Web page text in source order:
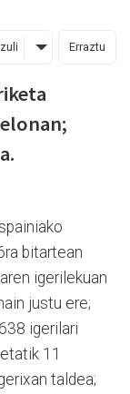
Erraztu
bitartean
igerilekuan
justu ere;
igerilari
11
taldea;